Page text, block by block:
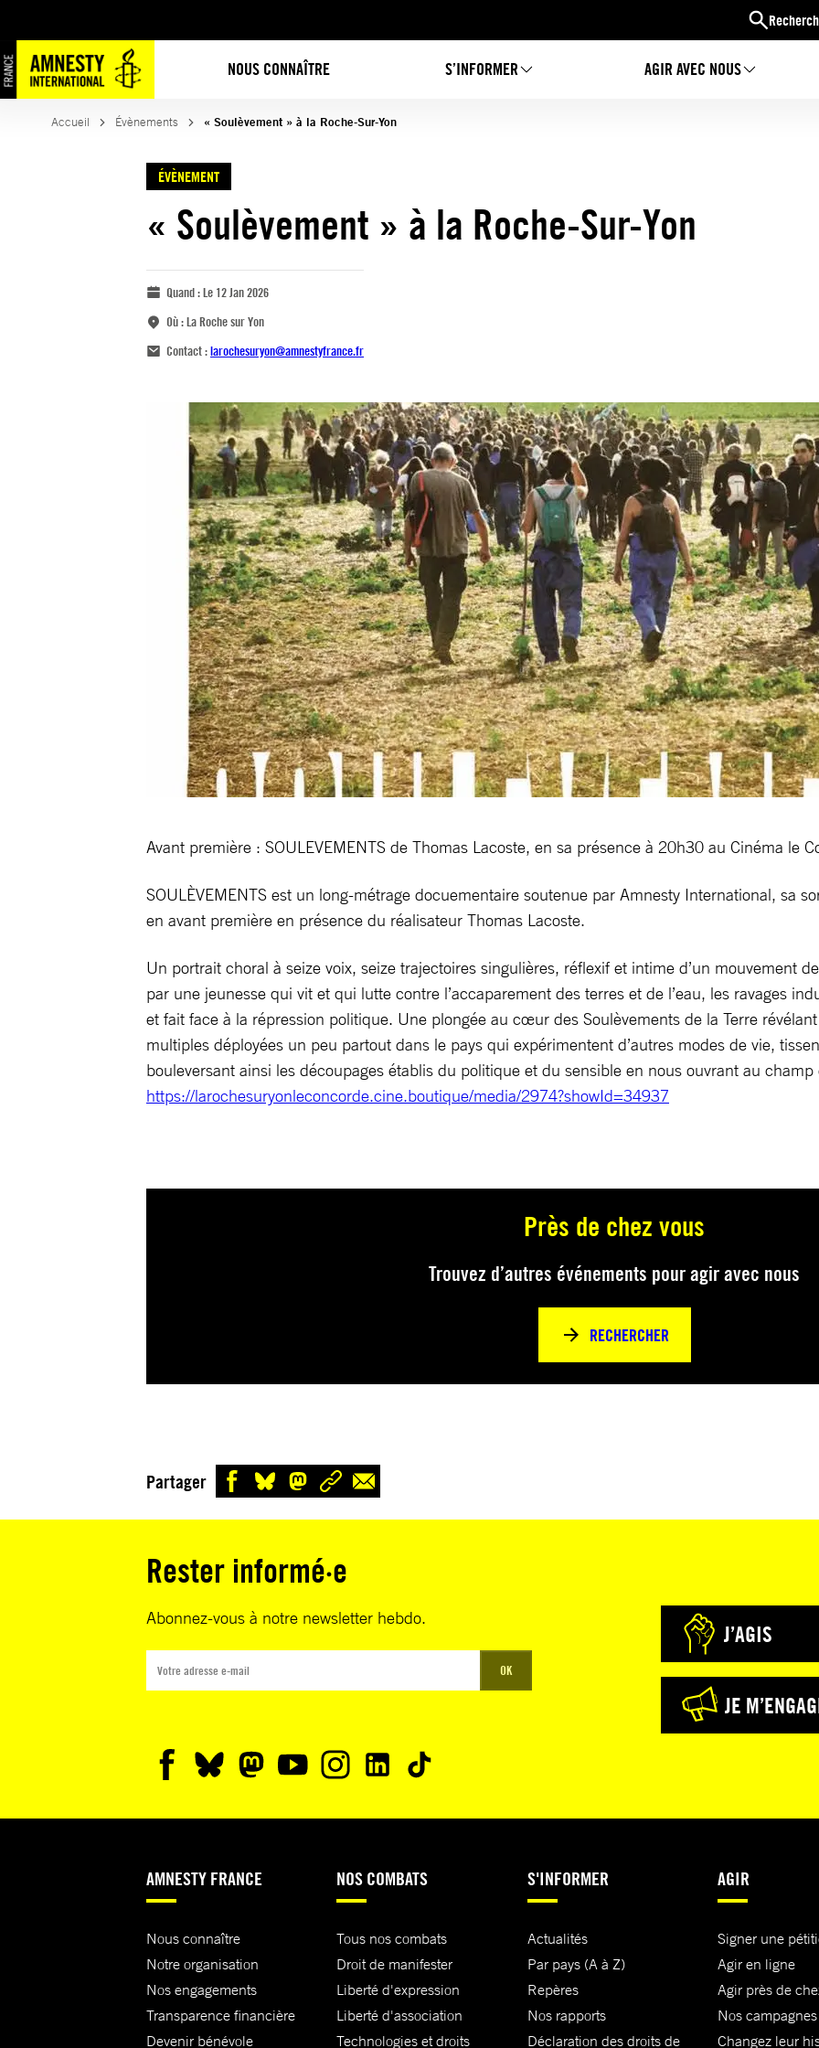
NOUS CONNAÎTRE S’INFORMER AGIR AVEC NOUS
Accueil Évènements « Soulèvement » à la Roche-Sur-Yon
ÉVÈNEMENT
« Soulèvement » à la Roche-Sur-Yon
Quand :Le 12 Jan 2026
Où :La Roche sur Yon
Contact :larochesuryon@amnestyfrance.fr
Avant première : SOULEVEMENTS de Thomas Lacoste, en sa présence à 20h30 au Cinéma le
SOULÈVEMENTS est un long-métrage docuementaire soutenue par Amnesty International, sa
en avant première en présence du réalisateur Thomas Lacoste.
Un portrait choral à seize voix, seize trajectoires singulières, réflexif et intime d’un mouvement
par une jeunesse qui vit et qui lutte contre l’accaparement des terres et de l’eau, les ravages
et fait face à la répression politique. Une plongée au cœur des Soulèvements de la Terre
multiples déployées un peu partout dans le pays qui expérimentent d’autres modes de vie,
bouleversant ainsi les découpages établis du politique et du sensible en nous ouvrant au champ
https://larochesuryonleconcorde.cine.boutique/media/2974?showId=34937
Près de chez vous
Trouvez d’autres événements pour agir avec nous
RECHERCHER
Partager
Rester informé·e
Abonnez-vous à notre newsletter hebdo.
OK
J’AGIS
JE
AMNESTY FRANCE
Nous connaître
Notre organisation
Nos engagements
Transparence financière
Devenir bénévole
NOS COMBATS
Tous nos combats
Droit de manifester
Liberté d'expression
Liberté d'association
Technologies et droits
S'INFORMER
Actualités
Par pays (A à Z)
Repères
Nos rapports
Déclaration des droits de
AGIR
Signer une
Agir en ligne
Agir près de
Nos campagnes
Changez leur